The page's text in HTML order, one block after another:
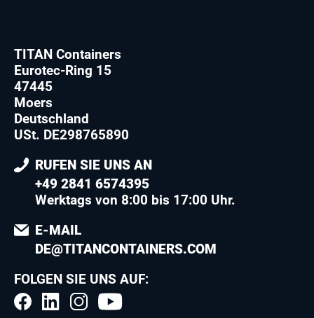
TITAN Containers
Eurotec-Ring 15
47445
Moers
Deutschland
USt. DE298765890
RUFEN SIE UNS AN
+49 2841 6574395
Werktags von 8:00 bis 17:00 Uhr.
E-MAIL
DE@TITANCONTAINERS.COM
FOLGEN SIE UNS AUF: